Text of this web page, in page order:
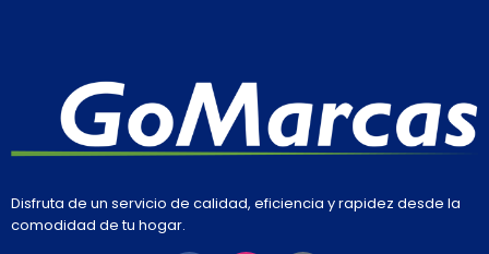
Disfruta de un servicio de calidad, eficiencia y rapidez desde la
comodidad de tu hogar.